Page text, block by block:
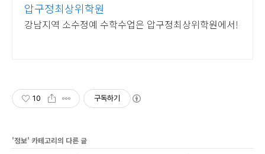
압구정최상위학원
강남지역 소수정예 수학수업은 압구정최상위학원에서!
10 구독하기
'정보' 카테고리의 다른 글